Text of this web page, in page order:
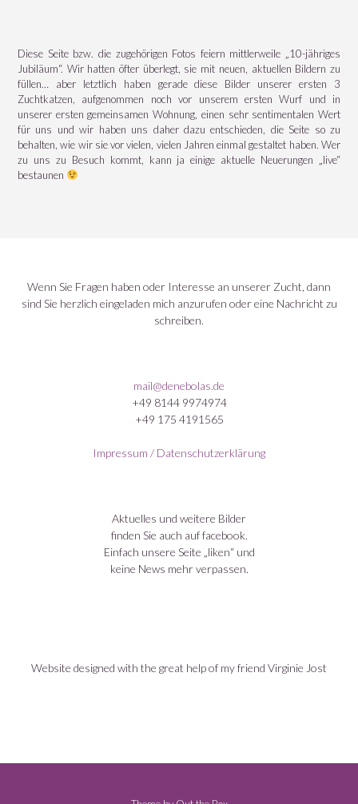
Diese Seite bzw. die zugehörigen Fotos feiern mittlerweile „10-jähriges
Jubiläum“. Wir hatten öfter überlegt, sie mit neuen, aktuellen Bildern zu
füllen… aber letztlich haben gerade diese Bilder unserer ersten 3
Zuchtkatzen, aufgenommen noch vor unserem ersten Wurf und in
unserer ersten gemeinsamen Wohnung, einen sehr sentimentalen Wert
für uns und wir haben uns daher dazu entschieden, die Seite so zu
behalten, wie wir sie vor vielen, vielen Jahren einmal gestaltet haben. Wer
zu uns zu Besuch kommt, kann ja einige aktuelle Neuerungen „live“
bestaunen
Wenn Sie Fragen haben oder Interesse an unserer Zucht, dann
sind Sie herzlich eingeladen mich anzurufen oder eine Nachricht zu
schreiben.
mail@denebolas.de
+49 8144 9974974
+49 175 4191565
Impressum / Datenschutzerklärung
Aktuelles und weitere Bilder
finden Sie auch auf facebook.
Einfach unsere Seite „liken“ und
keine News mehr verpassen.
Website designed with the great help of my friend Virginie Jost